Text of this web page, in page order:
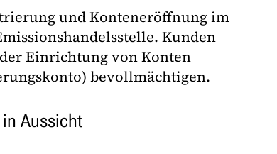
und Konteneröffnung im
Kunden
Einrichtung von Konten
bevollmächtigen.
in Aussicht